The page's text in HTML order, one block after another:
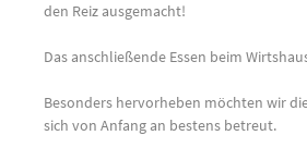
den Reiz ausgemacht!
Das anschließende Essen beim
Besonders hervorheben möchten wir
sich von Anfang an bestens betreut.